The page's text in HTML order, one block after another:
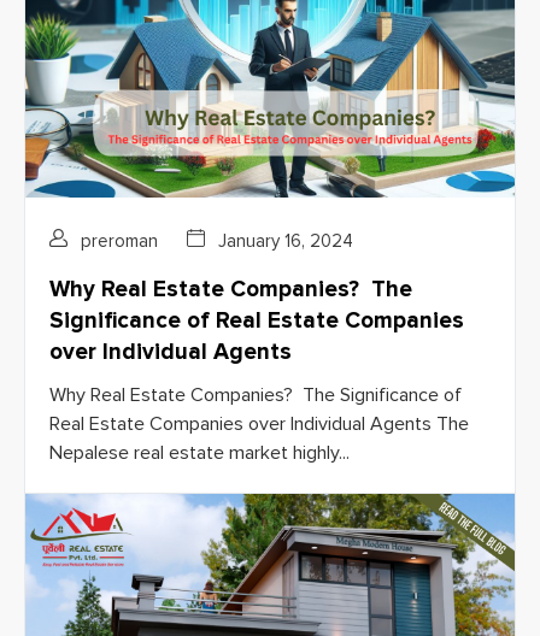
preroman January 16, 2024
Why Real Estate Companies? The
Significance of Real Estate Companies
over Individual Agents
Why Real Estate Companies? The Significance of
Real Estate Companies over Individual Agents The
Nepalese real estate market highly...